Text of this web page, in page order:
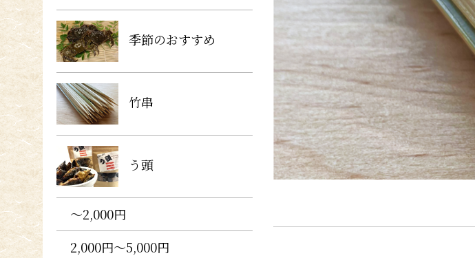
季節のおすすめ
竹串
う頭
〜2,000円
2,000円〜5,000円